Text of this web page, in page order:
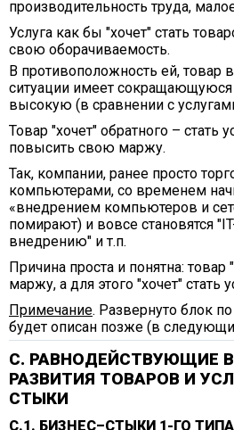
производительность труда,
Услуга как бы "хочет" стать
свою оборачиваемость.
В противоположность ей, товар
ситуации имеет
высокую (в сравнении с
Товар "хочет" обратного – стать
повысить свою маржу.
Так, компании, ранее просто
компьютерами, со временем
«внедрением компьютеров и
помирают) и вовсе становятся
внедрению" и т.п.
Причина проста и понятна: товар
маржу, а для этого "хочет" стать
Примечание. Развернуто блок
будет описан позже (в
С. РАВНОДЕЙСТВУЮЩИЕ
РАЗВИТИЯ ТОВАРОВ И
СТЫКИ
С.1. БИЗНЕС–СТЫКИ 1-ГО ТИПА